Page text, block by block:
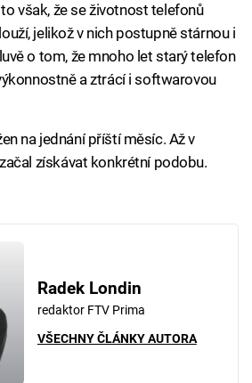
však, že se životnost telefonů
jelikož v nich postupně stárnou i
o tom, že mnoho let starý telefon
a ztrácí i softwarovou
na jednání příští měsíc. Až v
získávat konkrétní podobu.
Radek Londin
redaktor FTV Prima
VŠECHNY ČLÁNKY AUTORA